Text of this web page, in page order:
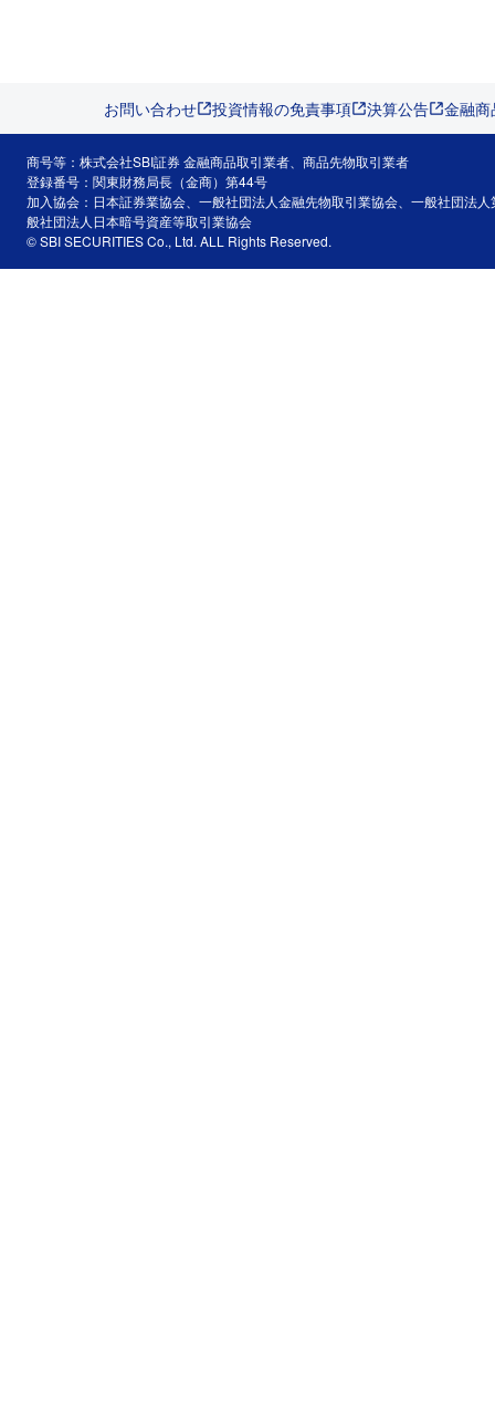
お問い合わせ 投資情報の免責事項 決算公告 金融
商号等：株式会社SBI証券 金融商品取引業者、商品先物取引業者
登録番号：関東財務局長（金商）第44号
加入協会：日本証券業協会、一般社団法人金融先物取引業協会、一般社団法
般社団法人日本暗号資産等取引業協会
© SBI SECURITIES Co., Ltd. ALL Rights Reserved.